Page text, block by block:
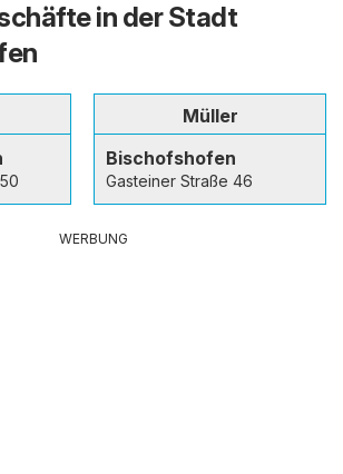
in der Stadt
Müller
Bischofshofen
Gasteiner Straße 46
WERBUNG